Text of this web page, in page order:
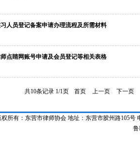
人员登记备案申请办理流程及所需材料
点睛网账号申请及会员登记等相关表格
共10条记录 1/1页 首页 上一页 下一页
权所有：东营市律师协会 地址：东营市胶州路105号
鲁